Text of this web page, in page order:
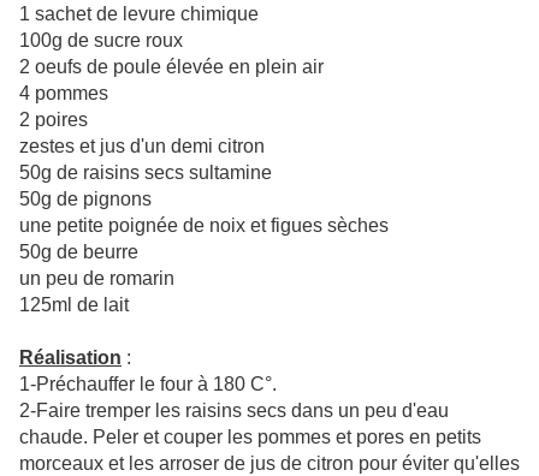
1 sachet de levure chimique
100g de sucre roux
2 oeufs de poule élevée en plein air
4 pommes
2 poires
zestes et jus d'un demi citron
50g de raisins secs sultamine
50g de pignons
une petite poignée de noix et figues sèches
50g de beurre
un peu de romarin
125ml de lait
Réalisation :
1-Préchauffer le four à 180 C°.
2-Faire tremper les raisins secs dans un peu d'eau
chaude. Peler et couper les pommes et pores en petits
morceaux et les arroser de jus de citron pour éviter qu'elles